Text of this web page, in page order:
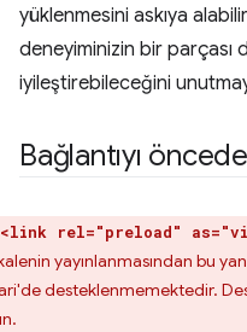
yüklenmesini askıya
deneyiminizin bir parçası
iyileştirebileceğini
Bağlantıyı
<link rel="preload"
yayınlanmasından bu
desteklenmemektedir.